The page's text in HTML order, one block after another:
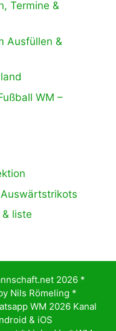
Termine &
Ausfüllen &
WM –
liste
2026 *
Nils Römeling *
WM 2026 Kanal
& iOS